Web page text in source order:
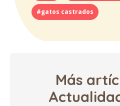
#gatos castrados
Más